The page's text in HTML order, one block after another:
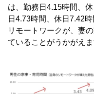
は、勤務日4.15時間、
日4.73時間、休日7.42
リモートワークが、妻
ていることがうかがえま